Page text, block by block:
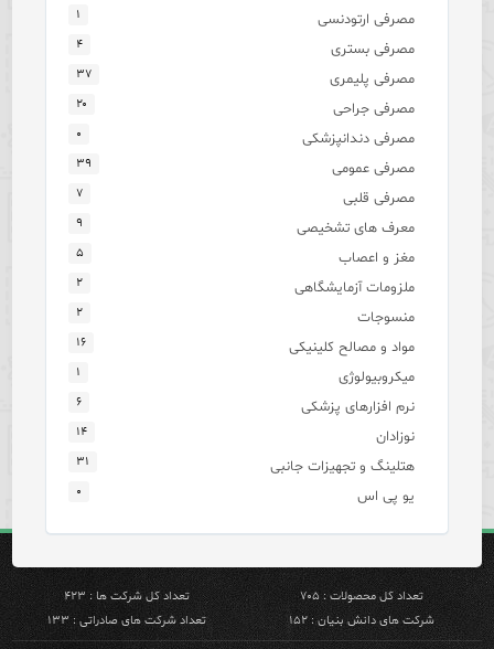
مصرفی ارتودنسی ۱
مصرفی بستری ۴
مصرفی پلیمری ۳۷
مصرفی جراحی ۲۰
مصرفی دندانپزشکی ۰
مصرفی عمومی ۳۹
مصرفی قلبی ۷
معرف های تشخیصی ۹
مغز و اعصاب ۵
ملزومات آزمایشگاهی ۲
منسوجات ۲
مواد و مصالح کلینیکی ۱۶
میکروبیولوژی ۱
نرم افزارهای پزشکی ۶
نوزادان ۱۴
هتلینگ و تجهیزات جانبی ۳۱
یو پی اس ۰
تعداد کل محصولات : ۷۰۵
تعداد کل شرکت ها : ۴۲۳
شرکت های دانش بنیان : ۱۵۲
تعداد شرکت های صادراتی : ۱۳۳